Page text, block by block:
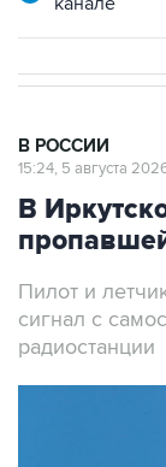
В РОССИИ
15:24, 5 августа
В
Пилот и
сигнал с
радиостанции